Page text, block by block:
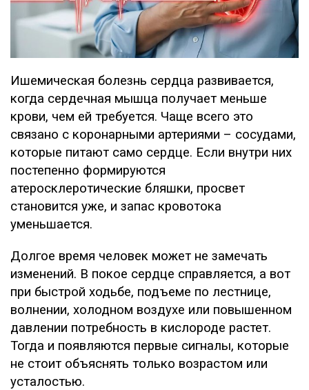
Ишемическая болезнь сердца развивается,
когда сердечная мышца получает меньше
крови, чем ей требуется. Чаще всего это
связано с коронарными артериями – сосудами,
которые питают само сердце. Если внутри них
постепенно формируются
атеросклеротические бляшки, просвет
становится уже, и запас кровотока
уменьшается.
Долгое время человек может не замечать
изменений. В покое сердце справляется, а вот
при быстрой ходьбе, подъеме по лестнице,
волнении, холодном воздухе или повышенном
давлении потребность в кислороде растет.
Тогда и появляются первые сигналы, которые
не стоит объяснять только возрастом или
усталостью.